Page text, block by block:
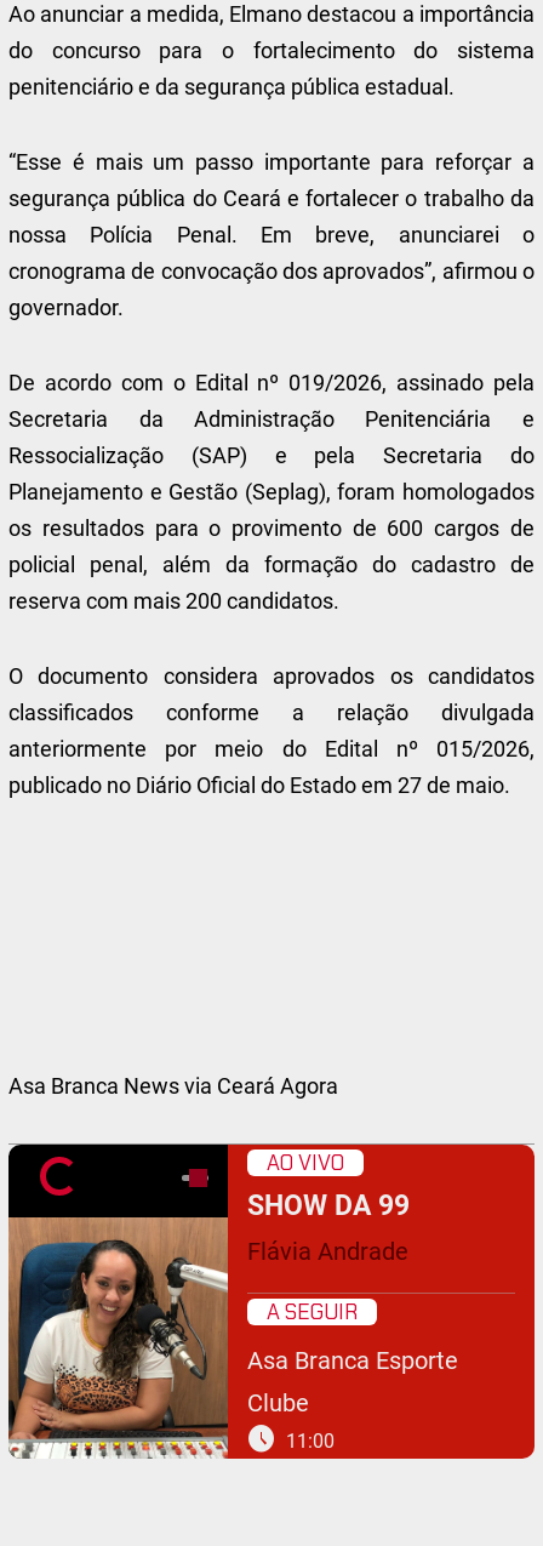
Ao anunciar a medida, Elmano destacou a importância
do concurso para o fortalecimento do sistema
penitenciário e da segurança pública estadual.
“Esse é mais um passo importante para reforçar a
segurança pública do Ceará e fortalecer o trabalho da
nossa Polícia Penal. Em breve, anunciarei o
cronograma de convocação dos aprovados”, afirmou o
governador.
De acordo com o Edital nº 019/2026, assinado pela
Secretaria da Administração Penitenciária e
Ressocialização (SAP) e pela Secretaria do
Planejamento e Gestão (Seplag), foram homologados
os resultados para o provimento de 600 cargos de
policial penal, além da formação do cadastro de
reserva com mais 200 candidatos.
O documento considera aprovados os candidatos
classificados conforme a relação divulgada
anteriormente por meio do Edital nº 015/2026,
publicado no Diário Oficial do Estado em 27 de maio.
Asa Branca News via Ceará Agora
AO VIVO
SHOW DA 99
Flávia Andrade
A SEGUIR
Asa Branca Esporte
Clube
schedule 11:00